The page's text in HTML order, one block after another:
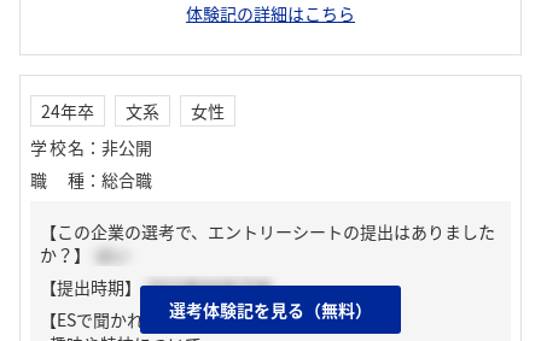
体験記の詳細はこちら
24年卒 文系
女性
学校名 ： 非公開
職種 ： 総合職
【この企業の選考で、エントリーシートの提出はありました
か？】
はい
【提出時期】 2023年04月下旬
【ESで聞かれた質問】選考体験記を見る（無料）